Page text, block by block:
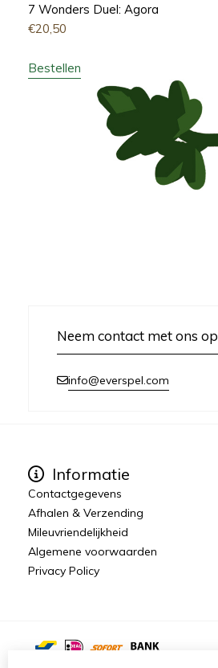
7 Wonders Duel: Agora
€20,50
Bestellen
Neem contact met ons op
info@everspel.com
Informatie
Contactgegevens
Afhalen & Verzending
Mileuvriendelijkheid
Algemene voorwaarden
Privacy Policy